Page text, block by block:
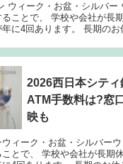
ウィーク・お盆・シルバー
ことで、 学校や会社が長
に4回あります。 長期の
2026西日本シテ
ATM手数料は?窓
映も
ィーク・お盆・シルバー
とで、 学校や会社が長期